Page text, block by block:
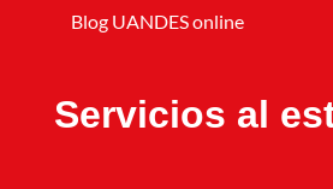
Blog UANDES online
Servicios al